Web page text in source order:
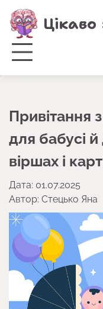
Перейти
до
вмісту
Привітання
для бабусі й
віршах і
Дата: 01.07.2025
Автор: Стецько Яна